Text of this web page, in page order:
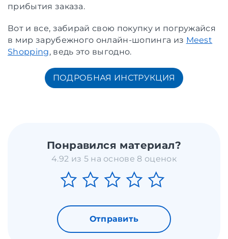
прибытия заказа.
Вот и все, забирай свою покупку и погружайся
в мир зарубежного онлайн-шопинга из Meest
Shopping, ведь это выгодно.
ПОДРОБНАЯ ИНСТРУКЦИЯ
Понравился материал?
4.92 из 5 на основе 8 оценок
Отправить